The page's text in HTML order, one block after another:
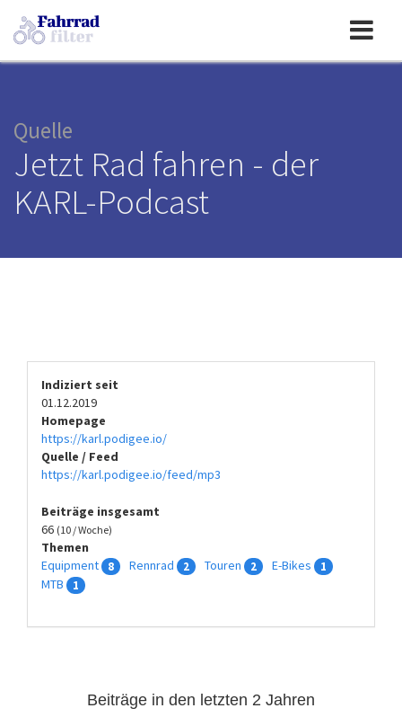
Toggle
navigation
Quelle
Jetzt Rad fahren - der
KARL-Podcast
Indiziert seit
01.12.2019
Homepage
https://karl.podigee.io/
Quelle / Feed
https://karl.podigee.io/feed/mp3
Beiträge insgesamt
66 (10 / Woche)
Themen
Equipment
8 Rennrad 2 Touren 2 E-Bikes 1
MTB 1
Beiträge in den letzten 2 Jahren